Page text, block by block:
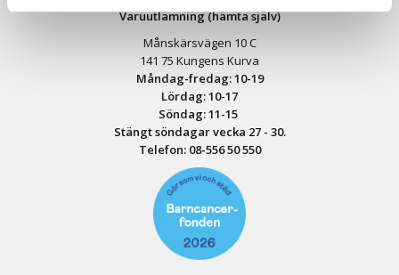
Varuutlämning (hämta själv)
Månskärsvägen 10 C
141 75 Kungens Kurva
Måndag-fredag: 10-19
Lördag: 10-17
Söndag: 11-15
Stängt söndagar vecka 27 - 30.
Telefon: 08-556 50 550